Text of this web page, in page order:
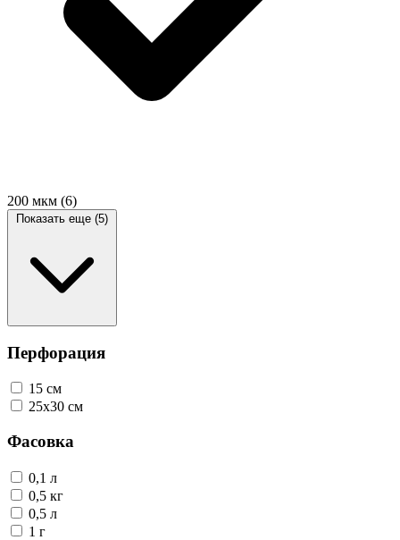
200 мкм (6)
Показать еще (5)
Перфорация
15 см
25х30 см
Фасовка
0,1 л
0,5 кг
0,5 л
1 г